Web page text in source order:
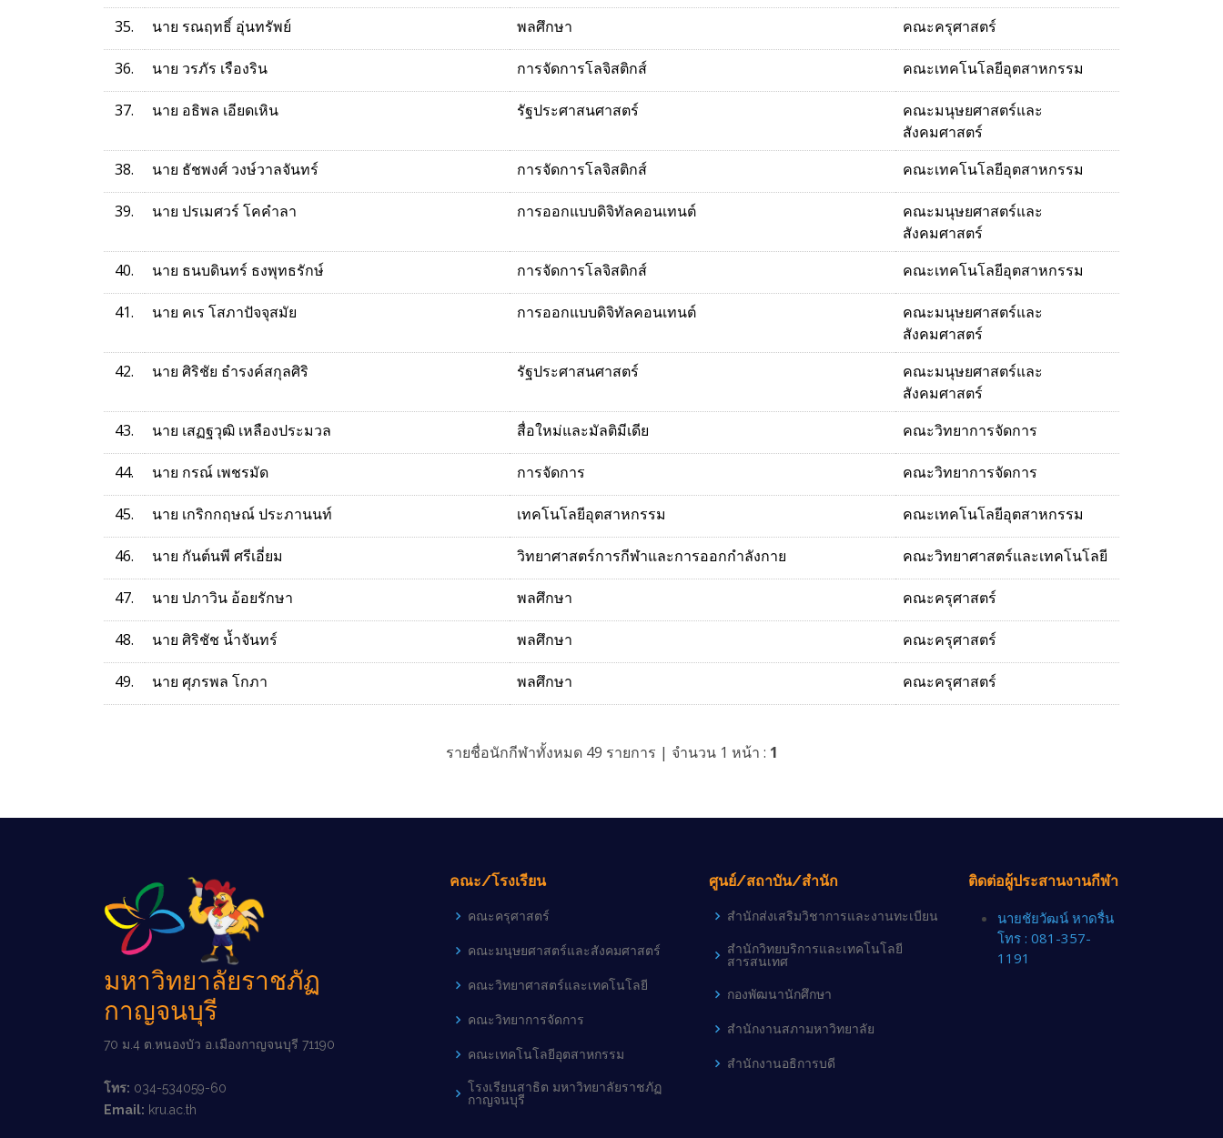
35.
นาย รณฤทธิ์ อุ่นทรัพย์ พลศึกษา คณะครุศาสตร์
36. นาย วรภัร เรืองริน การจัดการโลจิสติกส์ คณะเทคโนโลยีอุตสาหกรรม
37. นาย อธิพล เอียดเหิน รัฐประศาสนศาสตร์
คณะมนุษยศาสตร์และ
สังคมศาสตร์
38.
นาย ธัชพงศ์ วงษ์วาลจันทร์ การจัดการโลจิสติกส์ คณะเทคโนโลยีอุตสาหกรรม
39. นาย ปรเมศวร์ โคคำลา การออกแบบดิจิทัลคอนเทนต์
คณะมนุษยศาสตร์และ
สังคมศาสตร์
40.
นาย ธนบดินทร์ ธงพุทธรักษ์ การจัดการโลจิสติกส์ คณะเทคโนโลยีอุตสาหกรรม
41. นาย คเร โสภาปัจจุสมัย การออกแบบดิจิทัลคอนเทนต์
คณะมนุษยศาสตร์และ
สังคมศาสตร์
42.
นาย ศิริชัย ธำรงค์สกุลศิริ รัฐประศาสนศาสตร์
คณะมนุษยศาสตร์และ
สังคมศาสตร์
43.
นาย เสฏฐวุฒิ เหลืองประมวล สื่อใหม่และมัลติมีเดีย คณะวิทยาการจัดการ
44. นาย กรณ์ เพชรมัด การจัดการ คณะวิทยาการจัดการ
45. นาย เกริกกฤษณ์ ประภานนท์ เทคโนโลยีอุตสาหกรรม คณะเทคโนโลยีอุตสาหกรรม
46. นาย กันต์นพี ศรีเอี่ยม วิทยาศาสตร์การกีฬาและการออกกำลังกาย คณะวิทยาศาสตร์และเทคโนโลยี
47. นาย ปภาวิน อ้อยรักษา พลศึกษา คณะครุศาสตร์
48. นาย ศิริชัช น้ำจันทร์ พลศึกษา คณะครุศาสตร์
49. นาย ศุภรพล โกภา พลศึกษา คณะครุศาสตร์
รายชื่อนักกีฬาทั้งหมด 49 รายการ | จำนวน 1 หน้า : 1
มหาวิทยาลัยราชภัฏ
กาญจนบุรี
70 ม.4 ต.หนองบัว อ.เมืองกาญจนบุรี 71190
โทร: 034-534059-60
Email: kru.ac.th
คณะ/โรงเรียน
คณะครุศาสตร์
คณะมนุษยศาสตร์และสังคมศาสตร์
คณะวิทยาศาสตร์และเทคโนโลยี
คณะวิทยาการจัดการ
คณะเทคโนโลยีอุตสาหกรรม
โรงเรียนสาธิต มหาวิทยาลัยราชภัฏ
กาญจนบุรี
ศูนย์/สถาบัน/สำนัก
สำนักส่งเสริมวิชาการและงานทะเบียน
สำนักวิทยบริการและเทคโนโลยี
สารสนเทศ
กองพัฒนานักศึกษา
สำนักงานสภามหาวิทยาลัย
สำนักงานอธิการบดี
ติดต่อผู้ประสานงานกีฬา
นายชัยวัฒน์ หาดรื่น
โทร : 081-357-
1191